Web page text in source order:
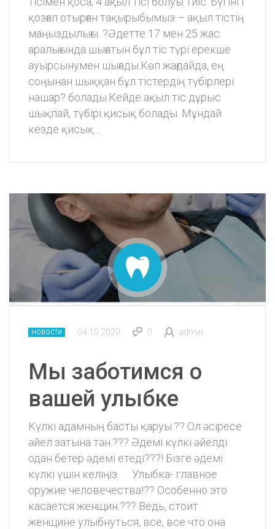
қозғап отырған тақырыбымыз – ақыл тістің
маңыздылығы. ?Әдетте 17 мен 25 жас
аралығында шығатын бұл тіс түрі ерекше
ауырсынумен шығады.Көп жағдайда, ең
соңынан шыққан бұл тістердің түбірлері
нашар? болады.Кейде ақыл тіс дұрыс
шықпай, түбірі қисық болады. Мұндай
кезде қисық…
НОВОСТИ 04.10.2020 0 admin
Мы заботимся о
вашей улыбке
Күлкі адамның басты қаруы.?? Ол əсіресе
əйел затына тəн.?‍?? Əдемі күлкі əйелді
одан бетер əдемі етеді???! Бізге əдемі
күлкі үшін келіңіз. ⠀ Улыбка- главное
оружие человечества!?? Особенно это
касается женщин.?‍?? Ведь, стоит
женщине улыбнуться, все, все что она